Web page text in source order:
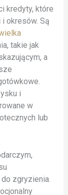
kredyty, które
i okresów. Są
takie jak
a
i
w
lub
zgryzienia.